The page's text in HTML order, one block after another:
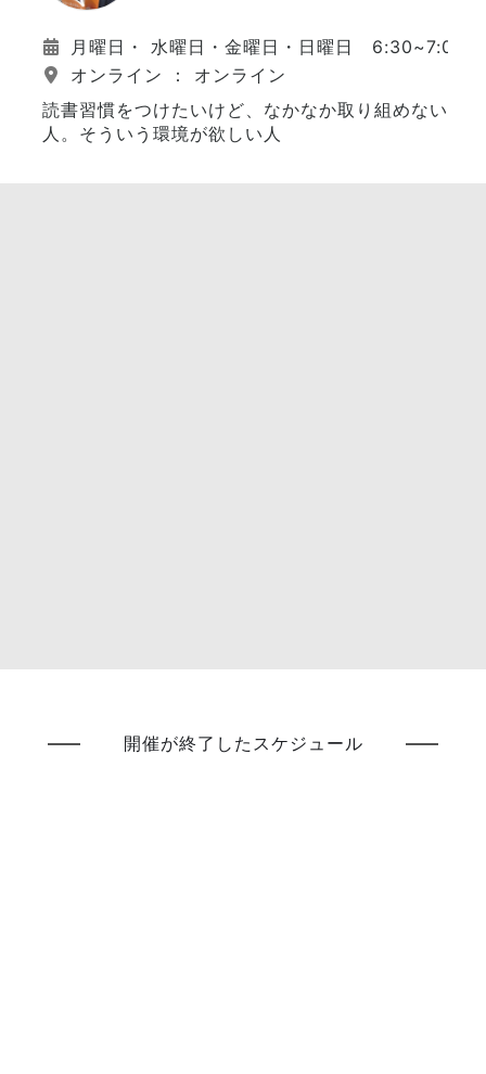
月曜日・ 水曜日・金曜日・日曜日 6:30~7:00
オンライン ： オンライン
読書習慣をつけたいけど、なかなか取り組めない
人。そういう環境が欲しい人
開催が終了したスケジュール